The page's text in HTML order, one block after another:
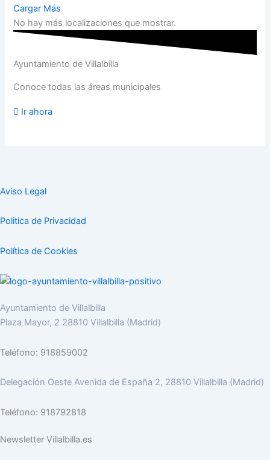
Cargar Más
No hay más localizaciones que mostrar.
Ayuntamiento de Villalbilla
Conoce todas las áreas municipales
Ir ahora
Aviso Legal
Politica de Privacidad
Política de Cookies
Ayuntamiento de Villalbilla
Plaza Mayor, 2 28810 Villalbilla (Madrid)
Teléfono: 918859002
Delegación Oeste Avenida de España 2, 28810 Villalbilla (Madrid)
Teléfono: 918792818
Newsletter Villalbilla.es